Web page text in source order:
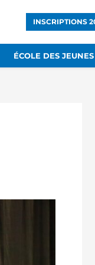
INSCRIPTIONS
ÉCOLE DES JEUNES